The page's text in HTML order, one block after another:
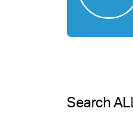
Search